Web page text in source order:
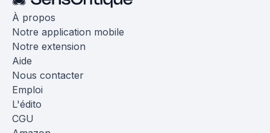
À propos
Notre application mobile
Notre extension
Aide
Nous contacter
Emploi
L'édito
CGU